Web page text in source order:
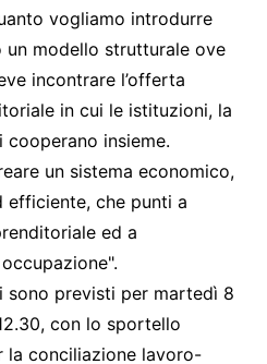
vogliamo introdurre
un modello strutturale ove
incontrare l’offerta
in cui le istituzioni, la
insieme.
un sistema economico,
efficiente, che punti a
ed a
sono previsti per martedì 8
con lo sportello
la conciliazione lavoro-